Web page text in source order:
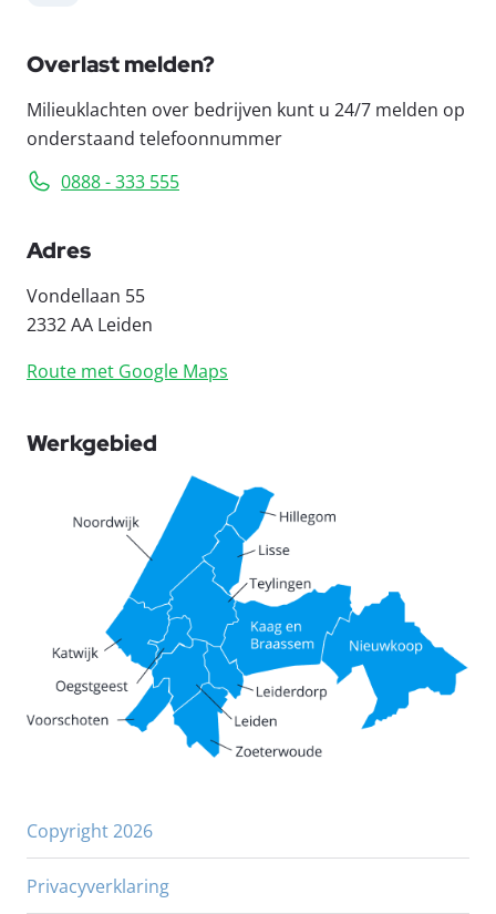
Overlast melden?
Milieuklachten over bedrijven kunt u 24/7 melden op
onderstaand telefoonnummer
0888 - 333 555
Adres
Vondellaan 55
2332 AA Leiden
Route met Google Maps
Werkgebied
Copyright 2026
Privacyverklaring